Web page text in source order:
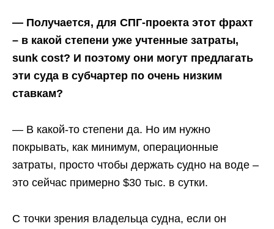
— Получается, для СПГ-проекта этот фрахт
– в какой степени уже учтенные затраты,
sunk cost? И поэтому они могут предлагать
эти суда в субчартер по очень низким
ставкам?
— В какой-то степени да. Но им нужно
покрывать, как минимум, операционные
затраты, просто чтобы держать судно на воде –
это сейчас примерно $30 тыс. в сутки.
С точки зрения владельца судна, если он